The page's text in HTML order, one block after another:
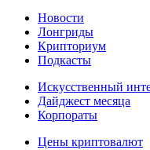
Новости
Лонгриды
Крипториум
Подкасты
Искусственный
Дайджест месяца
Корпораты
Цены криптовалют